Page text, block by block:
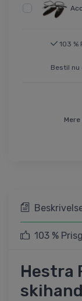
103 %
Bestil
Mere
103 %
Hestra